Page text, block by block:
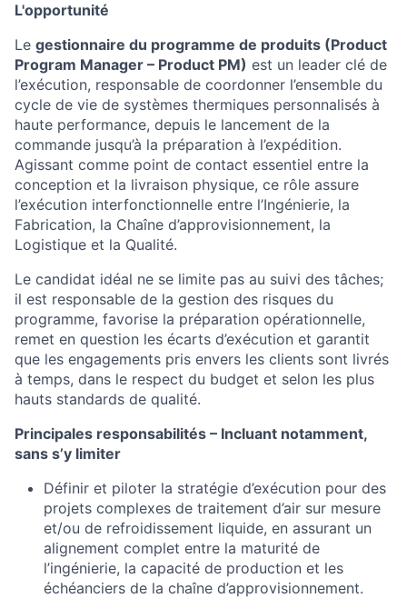
L'opportunité
Le gestionnaire du programme de produits (Product
Program Manager – Product PM) est un leader clé de
l’exécution, responsable de coordonner l’ensemble du
cycle de vie de systèmes thermiques personnalisés à
haute performance, depuis le lancement de la
commande jusqu’à la préparation à l’expédition.
Agissant comme point de contact essentiel entre la
conception et la livraison physique, ce rôle assure
l’exécution interfonctionnelle entre l’Ingénierie, la
Fabrication, la Chaîne d’approvisionnement, la
Logistique et la Qualité.
Le candidat idéal ne se limite pas au suivi des tâches;
il est responsable de la gestion des risques du
programme, favorise la préparation opérationnelle,
remet en question les écarts d’exécution et garantit
que les engagements pris envers les clients sont livrés
à temps, dans le respect du budget et selon les plus
hauts standards de qualité.
Principales responsabilités – Incluant notamment,
sans s’y limiter
Définir et piloter la stratégie d’exécution pour des
projets complexes de traitement d’air sur mesure
et/ou de refroidissement liquide, en assurant un
alignement complet entre la maturité de
l’ingénierie, la capacité de production et les
échéanciers de la chaîne d’approvisionnement.